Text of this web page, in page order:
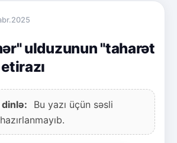
ulduzunun "taharət
Bu yazı üçün səsli